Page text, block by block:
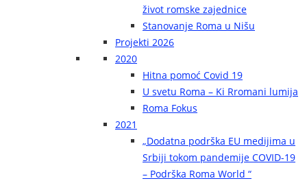
život romske zajednice
Stanovanje Roma u Nišu
Projekti 2026
2020
Hitna pomoć Covid 19
U svetu Roma – Ki Rromani lumija
Roma Fokus
2021
„Dodatna podrška EU medijima u
Srbiji tokom pandemije COVID-19
– Podrška Roma World “